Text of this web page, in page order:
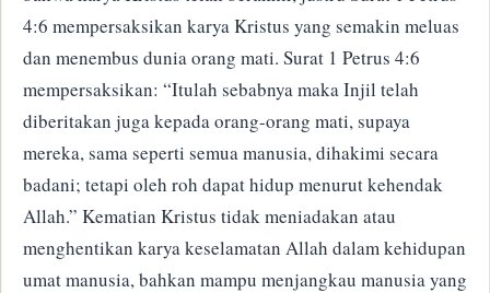
4:6 mempersaksikan karya Kristus yang semakin meluas
dan menembus dunia orang mati. Surat 1 Petrus 4:6
mempersaksikan: “Itulah sebabnya maka Injil telah
diberitakan juga kepada orang-orang mati, supaya
mereka, sama seperti semua manusia, dihakimi secara
badani; tetapi oleh roh dapat hidup menurut kehendak
Allah.” Kematian Kristus tidak meniadakan atau
menghentikan karya keselamatan Allah dalam kehidupan
umat manusia, bahkan mampu menjangkau manusia yang